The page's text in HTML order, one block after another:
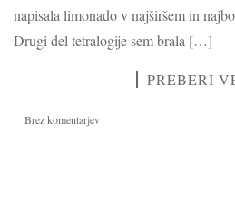
napisala limonado v najširšem in
Drugi del tetralogije sem brala […]
PREBERI
Brez komentarjev